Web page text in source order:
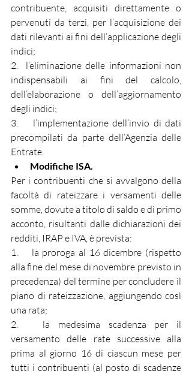
contribuente, acquisiti direttamente o
pervenuti da terzi, per l’acquisizione dei
dati rilevanti ai fini dell’applicazione degli
indici;
2.  l’eliminazione delle informazioni non
indispensabili ai fini del calcolo,
dell’elaborazione o dell’aggiornamento
degli indici;
3.    l’implementazione dell’invio di dati
precompilati da parte dell’Agenzia delle
Entrate.
Modifiche ISA.
Per i contribuenti che si avvalgono della
facoltà di rateizzare i versamenti delle
somme, dovute a titolo di saldo e di primo
acconto, risultanti dalle dichiarazioni dei
redditi, IRAP e IVA, è prevista:
1.    la proroga al 16 dicembre (rispetto
alla fine del mese di novembre previsto in
precedenza) del termine per concludere il
piano di rateizzazione, aggiungendo così
una rata;
2.   la medesima scadenza per il
versamento delle rate successive alla
prima al giorno 16 di ciascun mese per
tutti i contribuenti (al posto di scadenze